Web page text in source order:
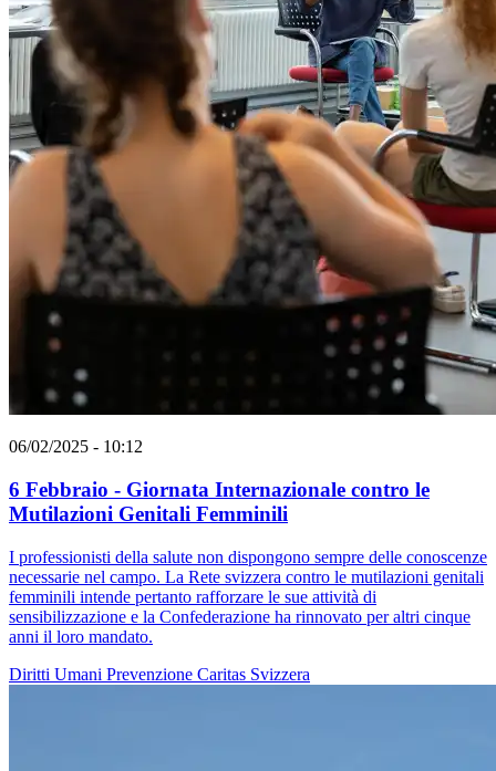
06/02/2025 - 10:12
6 Febbraio - Giornata Internazionale contro le
Mutilazioni Genitali Femminili
I professionisti della salute non dispongono sempre delle conoscenze
necessarie nel campo. La Rete svizzera contro le mutilazioni genitali
femminili intende pertanto rafforzare le sue attività di
sensibilizzazione e la Confederazione ha rinnovato per altri cinque
anni il loro mandato.
Diritti Umani Prevenzione Caritas Svizzera